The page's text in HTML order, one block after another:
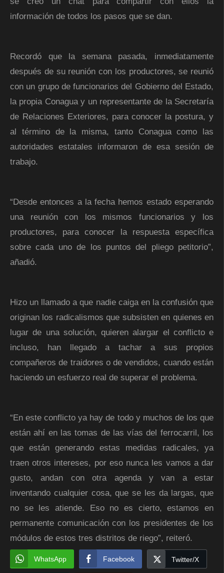
información de todos los pasos que se dan.
Recordó que la semana pasada, inmediatamente
después de su reunión con los productores, se reunió
con un grupo de funcionarios del Gobierno del Estado,
la propia Conagua y un representante de la Secretaría
de Relaciones Exteriores, para conocer la postura, y
al término de la misma, tanto Conagua como las
autoridades estatales informaron de esa sesión de
trabajo.
“Desde entonces a la fecha hemos estado esperando
una reunión con los mismos funcionarios y los
productores, para conocer la respuesta específica
sobre cada uno de los puntos del pliego petitorio”,
añadió.
Hizo un llamado a que nadie caiga en la confusión que
originan los radicalismos que subsisten en quienes en
lugar de una solución, quieren alargar el conflicto e
incluso, han llegado a tachar a sus propios
compañeros de traidores o de vendidos, cuando están
haciendo un esfuerzo real de superar el problema.
“En este conflicto ya hay de todo y muchos de los que
están ahí en las tomas de las vías del ferrocarril, los
que están generando estas medidas radicales, ya
traen otros intereses, por eso nunca les vamos a dar
gusto, andan con otra agenda y van a estar
inventando cualquier cosa, que se les da largas, que
no se les atiende. Eso no es cierto, estamos en
permanente comunicación con los presidentes de los
módulos de estos tres distritos de riego”, reiteró.
WhatsApp Facebook Twitter/X